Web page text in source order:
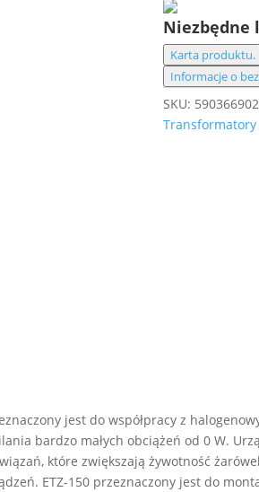
Niezbędne
Karta produktu.
Informacje o
SKU:
Transformatory
jest do współpracy z
bardzo małych obciążeń od 0 W.
które zwiększają żywotność
ETZ-150 przeznaczony jest do